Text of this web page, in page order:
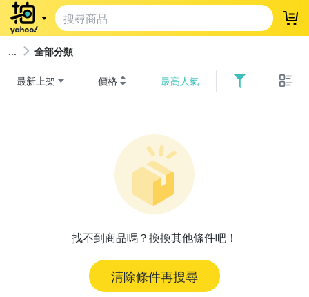
登
全部分類
最新上架 價格 最高人氣
找不到商品嗎？換換其他條件吧！
清除條件再搜尋